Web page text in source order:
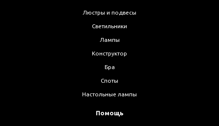
Люстры и подвесы
Светильники
Лампы
Конструктор
Бра
Споты
Настольные лампы
Помощь